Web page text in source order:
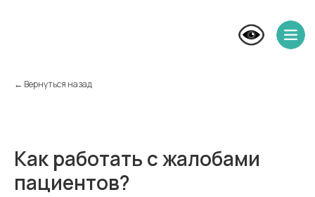
← Вернуться назад
Как работать с жалобами
пациентов?